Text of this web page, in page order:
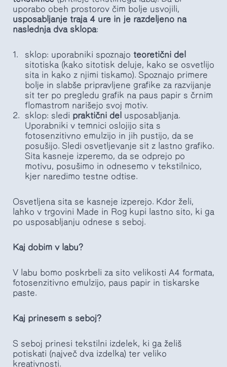
uporabo obeh prostorov čim bolje usvojili,
usposabljanje traja 4 ure in je razdeljeno na
naslednja dva sklopa:
sklop: uporabniki spoznajo teoretični del
sitotiska (kako sitotisk deluje, kako se osvetlijo
sita in kako z njimi tiskamo). Spoznajo primere
bolje in slabše pripravljene grafike za razvijanje
sit ter po pregledu grafik na paus papir s črnim
flomastrom narišejo svoj motiv.
sklop: sledi praktični del usposabljanja.
Uporabniki v temnici oslojijo sita s
fotosenzitivno emulzijo in jih pustijo, da se
posušijo. Sledi osvetljevanje sit z lastno grafiko.
Sita kasneje izperemo, da se odprejo po
motivu, posušimo in odnesemo v tekstilnico,
kjer naredimo testne odtise.
Osvetljena sita se kasneje izperejo. Kdor želi,
lahko v trgovini Made in Rog kupi lastno sito, ki ga
po usposabljanju odnese s seboj.
Kaj dobim v labu?
V labu bomo poskrbeli za sito velikosti A4 formata,
fotosenzitivno emulzijo, paus papir in tiskarske
paste.
Kaj prinesem s seboj?
S seboj prinesi tekstilni izdelek, ki ga želiš
potiskati (največ dva izdelka) ter veliko
kreativnosti.